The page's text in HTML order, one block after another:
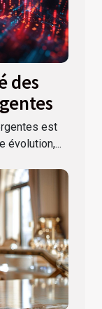
des
est
évolution,...